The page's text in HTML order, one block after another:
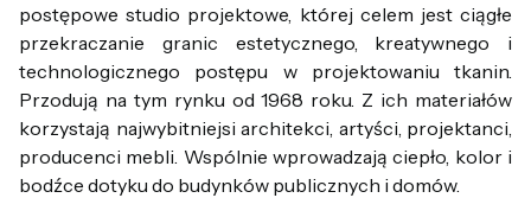
postępowe studio projektowe, której celem jest ciągłe
przekraczanie granic estetycznego, kreatywnego i
technologicznego postępu w projektowaniu tkanin.
Przodują na tym rynku od 1968 roku. Z ich materiałów
korzystają najwybitniejsi architekci, artyści, projektanci,
producenci mebli. Wspólnie wprowadzają ciepło, kolor i
bodźce dotyku do budynków publicznych i domów.